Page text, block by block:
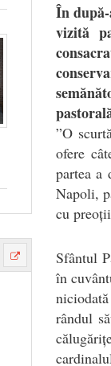
În
vizită
”O
ofere
partea a
Napoli,
cu
Sfântul
în
rândul